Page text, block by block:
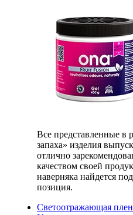
Все представленные в
запаха» изделия
отлично
качеством своей
наверняка найдется
позиция.
Светоотражающая